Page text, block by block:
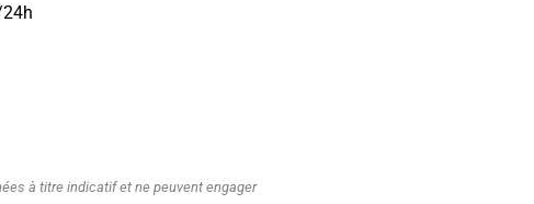
à titre indicatif et ne peuvent engager